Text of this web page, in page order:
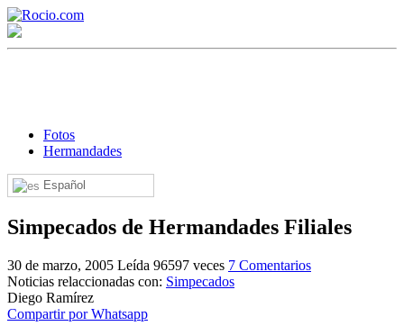
Fotos
Hermandades
Español
Simpecados de Hermandades Filiales
30 de marzo, 2005 Leída 96597 veces 7 Comentarios
Noticias relaccionadas con: Simpecados
Diego Ramírez
Compartir por Whatsapp
¡Bienvenido! Soy el asistente virtual de rocio.com.
¿En qué puedo ayudarte?
Historia de la Virgen del Rocío
¿Cuándo es la romería del Rocío?